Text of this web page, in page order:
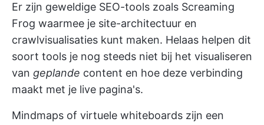
Er zijn geweldige SEO-tools zoals Screaming
Frog waarmee je site-architectuur en
crawlvisualisaties kunt maken. Helaas helpen dit
soort tools je nog steeds niet bij het visualiseren
van geplande content en hoe deze verbinding
maakt met je live pagina's.
Mindmaps of virtuele whiteboards zijn een